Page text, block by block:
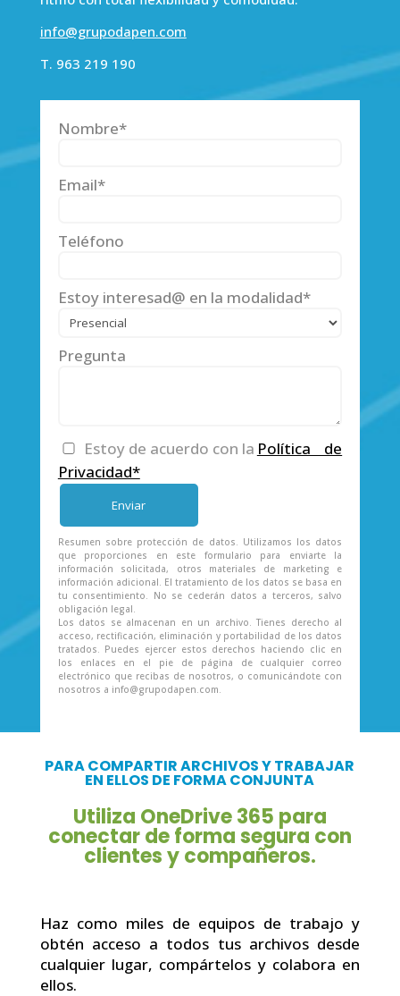
info@grupodapen.com
T. 963 219 190
Nombre*
Email*
Teléfono
Estoy interesad@ en la modalidad*
Pregunta
Estoy de acuerdo con la Política de
Privacidad*
Resumen sobre protección de datos. Utilizamos los datos
que proporciones en este formulario para enviarte la
información solicitada, otros materiales de marketing e
información adicional. El tratamiento de los datos se basa en
tu consentimiento. No se cederán datos a terceros, salvo
obligación legal.
Los datos se almacenan en un archivo. Tienes derecho al
acceso, rectificación, eliminación y portabilidad de los datos
tratados. Puedes ejercer estos derechos haciendo clic en
los enlaces en el pie de página de cualquier correo
electrónico que recibas de nosotros, o comunicándote con
nosotros a info@grupodapen.com.
PARA COMPARTIR ARCHIVOS Y TRABAJAR
EN ELLOS DE FORMA CONJUNTA
Utiliza OneDrive 365 para
conectar de forma segura con
clientes y compañeros.
Haz como miles de equipos de trabajo y
obtén acceso a todos tus archivos desde
cualquier lugar, compártelos y colabora en
ellos.